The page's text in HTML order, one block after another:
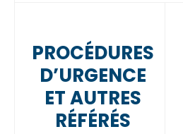
PROCÉDURES
D’URGENCE
ET AUTRES
RÉFÉRÉS